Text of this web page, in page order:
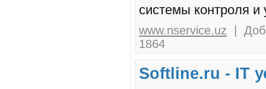
системы контроля
www.nservice.uz |
1864
Softline.ru - IT